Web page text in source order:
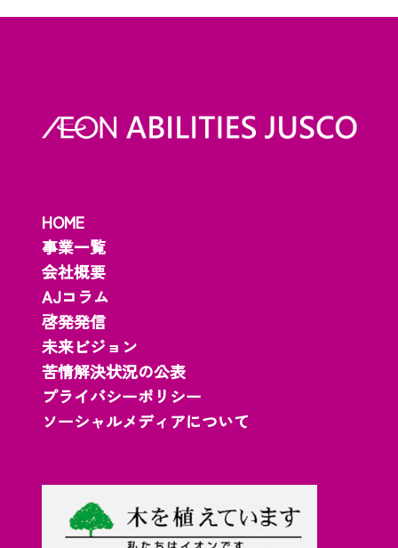
HOME
事業一覧
会社概要
AJコラム
啓発発信
未来ビジョン
苦情解決状況の公表
プライバシーポリシー
ソーシャルメディアについて